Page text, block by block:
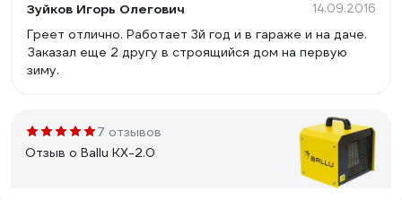
Зуйков Игорь Олегович 14.09.2016
Греет отлично. Работает 3й год и в гараже и на даче.
Заказал еще 2 другу в строящийся дом на первую
зиму.
7 отзывов
Отзыв о Ballu KX-2.0